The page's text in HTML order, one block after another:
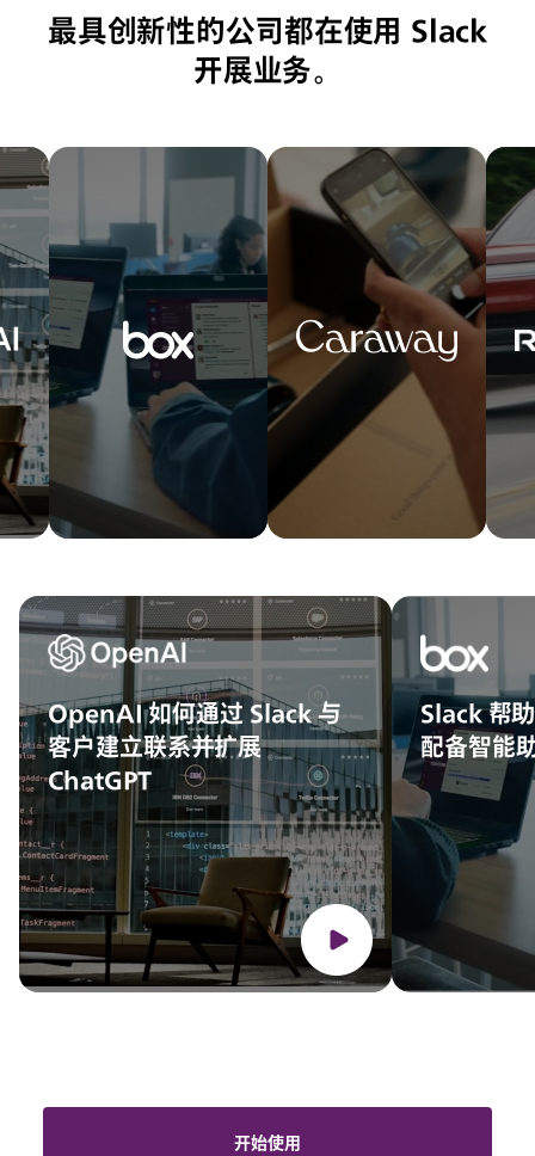
最具创新性的公司都在使用 Slack
开展业务。
OpenAI 如何通过 Slack 与
客户建立联系并扩展
ChatGPT
Slack 帮
配备智能
开始使用